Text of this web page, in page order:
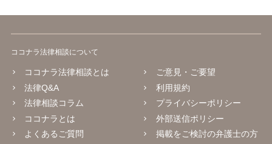
ココナラ法律相談について
ココナラ法律相談とは
法律Q&A
法律相談コラム
ココナラとは
よくあるご質問
ご意見・ご要望
利用規約
プライバシーポリシー
外部送信ポリシー
掲載をご検討の弁護士の方